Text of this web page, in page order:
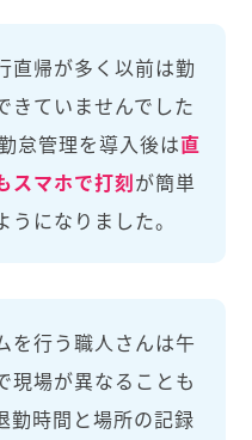
直帰が多く以前は勤
きていませんでした
怠管理を導入後は直
スマホで打刻が簡単
うになりました。
を行う職人さんは午
現場が異なることも
勤時間と場所の記録